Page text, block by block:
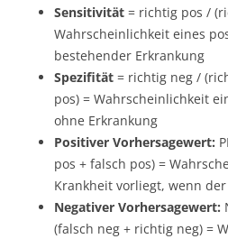
Sensitivität = richtig pos /
Wahrscheinlichkeit eines
bestehender Erkrankung
Spezifität = richtig neg /
pos) = Wahrscheinlichkeit
ohne Erkrankung
Positiver Vorhersagewert:
pos + falsch pos) =
Krankheit vorliegt, wenn
Negativer Vorhersagewert:
(falsch neg + richtig neg) =